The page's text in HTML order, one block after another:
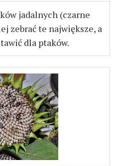
jadalnych (czarne
zebrać te największe, a
dla ptaków.